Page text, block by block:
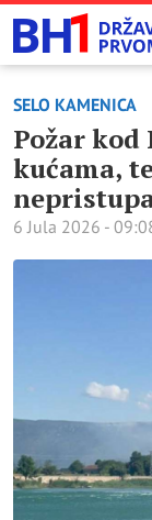
SELO KAMENICA
Požar kod
kućama,
6 Jula 2026 -